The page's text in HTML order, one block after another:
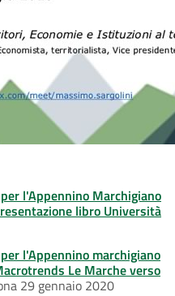
l'Appennino Marchigiano
libro Università
l'Appennino marchigiano
Le Marche verso
29 gennaio 2020